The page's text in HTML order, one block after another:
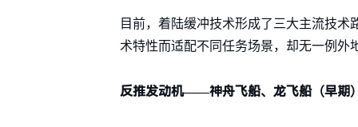
目前，着陆缓冲技术形成了三大主流技
术特性而适配不同任务场景，却无一例外
反推发动机——神舟飞船、龙飞船（早期